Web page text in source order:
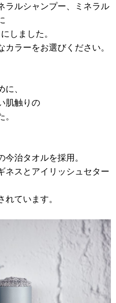
ラルシャンプー、ミネラル
しました。
ラーをお選びください。
、
肌触りの
治タオルを採用。
ネスとアイリッシュセター
ています。